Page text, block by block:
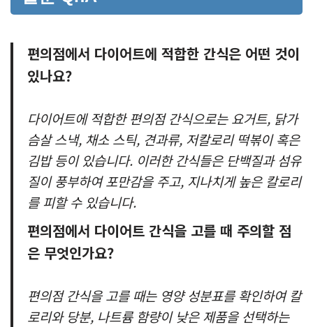
편의점에서 다이어트에 적합한 간식은 어떤 것이
있나요?
다이어트에 적합한 편의점 간식으로는 요거트, 닭가
슴살 스낵, 채소 스틱, 견과류, 저칼로리 떡볶이 혹은
김밥 등이 있습니다. 이러한 간식들은 단백질과 섬유
질이 풍부하여 포만감을 주고, 지나치게 높은 칼로리
를 피할 수 있습니다.
편의점에서 다이어트 간식을 고를 때 주의할 점
은 무엇인가요?
편의점 간식을 고를 때는 영양 성분표를 확인하여 칼
로리와 당분, 나트륨 함량이 낮은 제품을 선택하는